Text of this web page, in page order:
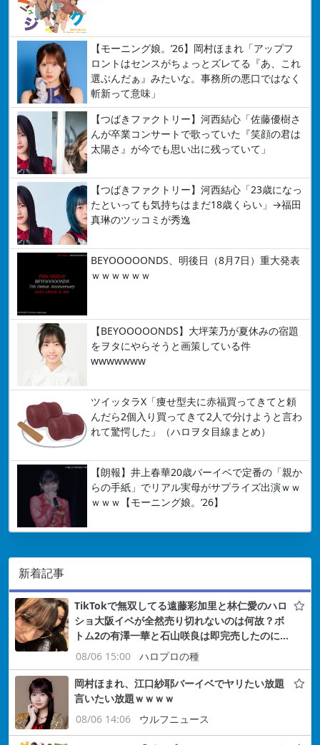
【モーニング娘。’26】岡村ほまれ「アップフ
ロントはセンスがちょっとズレてる『あ、これ
選ぶんだぁ』みたいな。事務所の悪口ではなく
斬新って意味」
【つばきファクトリー】河西結心「佐藤優樹さ
んが卒業コンサートで歌っていた『笑顔の君は
太陽さ』が今でも思い出に残っていて」
【つばきファクトリー】河西結心「23歳になっ
たといっても気持ちはまだ18歳くらい」→福田
真琳のツッコミが秀逸
BEYOOOOONDS、明後日（8月7日）重大発表
ｗｗｗｗｗｗ
【BEYOOOOONDS】大坪茉乃が夏休みの宿題
をヲタにやらそうと画策している件
wwwwwww
ツイッタラX「痩せ型夫に赤福買ってきてと頼
んだら2個入り買ってきて2人で分けようと言わ
れて驚愕した」（ハロヲタ目線まとめ）
【朗報】井上春華20歳バーイベで定番の「親か
らの手紙」でリアル実母がサプライズ出演ｗｗ
ｗｗｗ【モーニング娘。’26】
新着記事
TikTokで無双してる遠藤彩加里と林仁愛のハロ
ショ大阪イベが全然売り切れないのは何故？ボ
トム2の有澤一華と石山咲良は即完売したのに…
08/06 15:00
ハロプロの種
岡村ほまれ、江口紗耶バーイベでヤリたい放題
言いたい放題ｗｗｗｗ
08/06 14:06
ウルフニュース